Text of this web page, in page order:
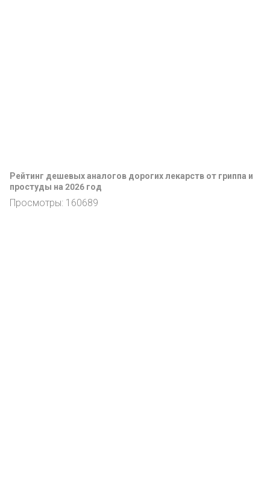
Рейтинг дешевых аналогов дорогих лекарств от гриппа и
простуды на 2026 год
Просмотры: 160689